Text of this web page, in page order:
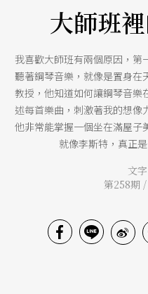
大師班
我喜歡大師班有兩個原因，第
聽著鋼琴音樂，就像是置身在
教授，他知道如何讓鋼琴音樂
述每首樂曲，刺激著我的想像
他非常能掌握一個坐在滿屋子
就像李斯特，真正
文字
第258期